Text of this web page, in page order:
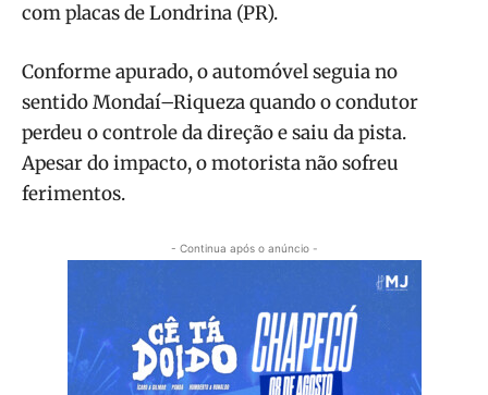
com placas de Londrina (PR).
Conforme apurado, o automóvel seguia no
sentido Mondaí–Riqueza quando o condutor
perdeu o controle da direção e saiu da pista.
Apesar do impacto, o motorista não sofreu
ferimentos.
- Continua após o anúncio -